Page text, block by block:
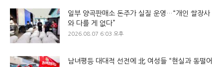
일부 양곡판매소 돈주가 실질 운영…“개인 쌀장사
와 다를 게 없다”
2026.08.07 6:03 오후
남녀평등 대대적 선전에 北 여성들 “현실과 동떨어